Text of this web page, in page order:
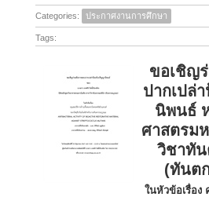
Categories: ประกาศงานการศึกษา
Tags:
ขอเชิญ
ปากเปล่
นิพนธ์
ศาสตรม
วิชาทั
(ทันต
ในหัวข้อเรื่อง